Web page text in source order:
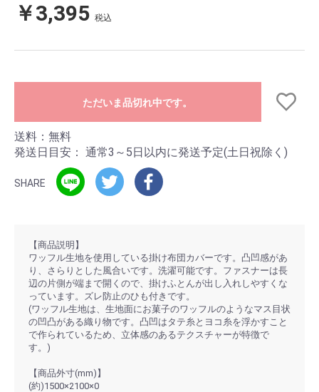
￥3,395 税込
ただいま品切れ中です。
送料：無料
発送日目安： 通常3～5日以内に発送予定(土日祝除く)
SHARE
【商品説明】
ワッフル生地を使用している掛け布団カバーです。凸凹感があ
り、さらりとした風合いです。洗濯可能です。ファスナーは長
辺の片側が端まで開くので、掛けふとんが出し入れしやすくな
っています。ズレ防止のひも付きです。
(ワッフル生地は、生地面にお菓子のワッフルのようなマス目状
の凹凸がある織り物です。凸凹はタテ糸とヨコ糸を浮かすこと
で作られているため、立体感のあるテクスチャーが特徴で
す。)
【商品外寸(mm)】
(約)1500×2100×0